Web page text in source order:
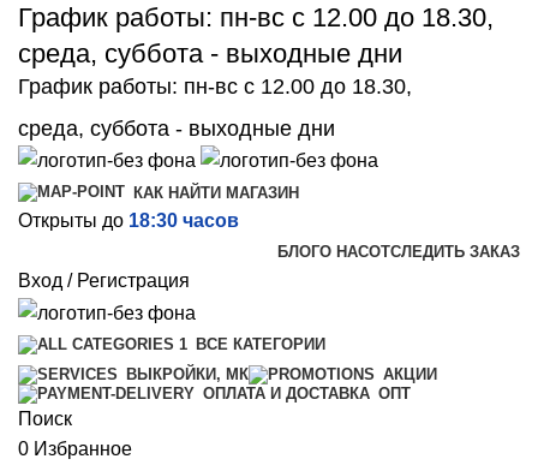
График работы: пн-вс с 12.00 до 18.30,
среда, суббота - выходные дни
График работы: пн-вс с 12.00 до 18.30,
среда, суббота - выходные дни
КАК НАЙТИ МАГАЗИН
Открыты до 18:30 часов
БЛОГО НАСОТСЛЕДИТЬ ЗАКАЗ
Вход / Регистрация
ВСЕ КАТЕГОРИИ
ВЫКРОЙКИ, МК
АКЦИИ
ОПЛАТА И ДОСТАВКА ОПТ
Поиск
0 Избранное